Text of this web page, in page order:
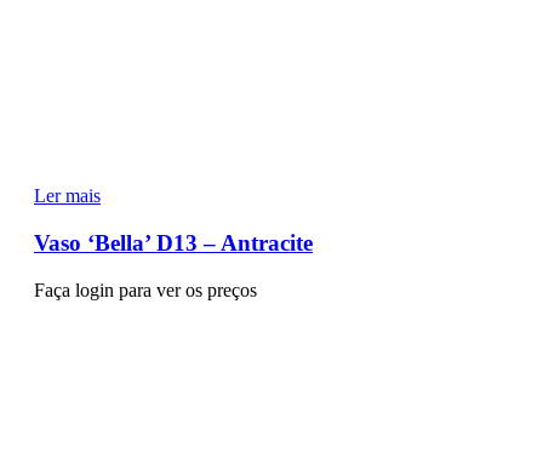
Ler mais
Vaso ‘Bella’ D13 – Antracite
Faça login para ver os preços